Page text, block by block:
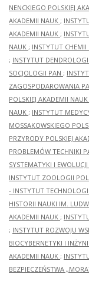
NENCKIEGO POLSKIEJ
AKADEMII NAUK ;
AKADEMII NAUK ;
NAUK ; INSTYTUT CHEMII
; INSTYTUT
SOCJOLOGII PAN ;
ZAGOSPODAROWANIA
POLSKIEJ AKADEMII NAUK
NAUK ; INSTYTUT
MOSSAKOWSKIEGO
PRZYRODY POLSKIEJ
PROBLEMÓW TECHNIKI
SYSTEMATYKI I
INSTYTUT ZOOLOGII
- INSTYTUT
HISTORII NAUKI IM.
AKADEMII NAUK ;
; INSTYTUT ROZWOJU
BIOCYBERNETYKI I
AKADEMII NAUK ;
BEZPIECZEŃSTWA